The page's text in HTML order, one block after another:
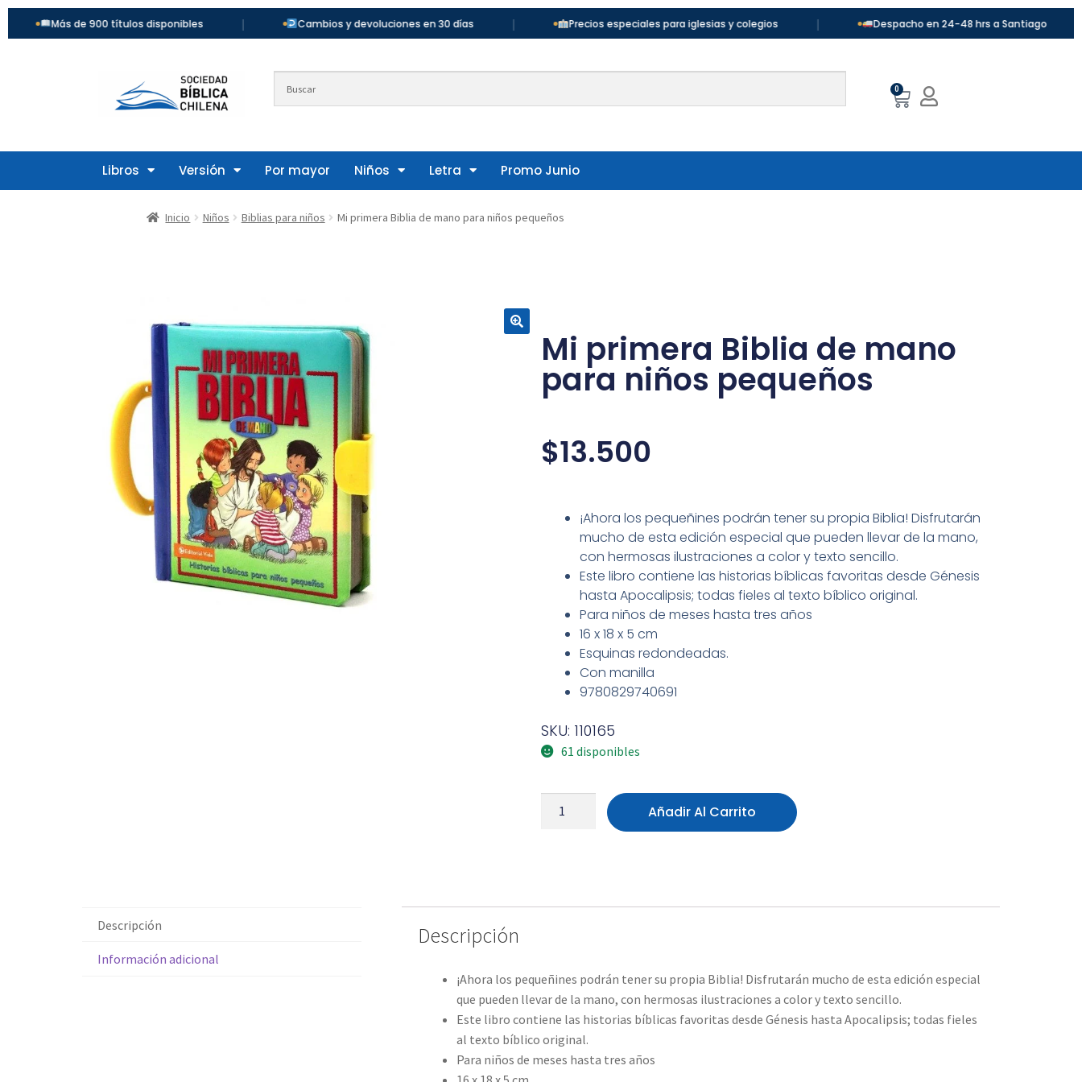
Más de 900 títulos disponibles | Cambios y devoluciones en 30 días | Precios especiales para iglesias y colegios | Despacho en 24-48 hrs a Santiago |
0
Libros Versión Por mayor Niños Letra Promo Junio
Inicio Niños Biblias para niños Mi primera Biblia de mano para niños pequeños
Mi primera Biblia de mano
para niños pequeños
$13.500
¡Ahora los pequeñines podrán tener su propia Biblia! Disfrutarán
mucho de esta edición especial que pueden llevar de la mano,
con hermosas ilustraciones a color y texto sencillo.
Este libro contiene las historias bíblicas favoritas desde Génesis
hasta Apocalipsis; todas fieles al texto bíblico original.
Para niños de meses hasta tres años
16 x 18 x 5 cm
Esquinas redondeadas.
Con manilla
9780829740691
SKU: 110165
61 disponibles
Añadir Al Carrito
Descripción
Información adicional
Descripción
¡Ahora los pequeñines podrán tener su propia Biblia! Disfrutarán mucho de esta edición especial
que pueden llevar de la mano, con hermosas ilustraciones a color y texto sencillo.
Este libro contiene las historias bíblicas favoritas desde Génesis hasta Apocalipsis; todas fieles
al texto bíblico original.
Para niños de meses hasta tres años